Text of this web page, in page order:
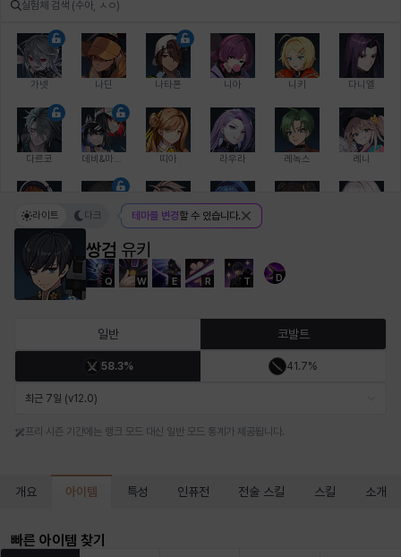
가넷 나딘 나타폰 니아 니키 다니엘
다르코 띠아 라우라 레녹스 레니
레온 루크 르노어
바바라 버니스 블레어
쌍검 유키
Q W E R T D
라이트 다크 테마를 변경할 수 있습니다.
일반 코발트
58.3% 41.7%
최근 7일 (v12.0)
프리 시즌 기간에는 랭크 모드 대신 일반 모드 통계가 제공됩니다.
개요 아이템 특성 인퓨전 전술 스킬 스킬 소개
빠른 아이템 찾기